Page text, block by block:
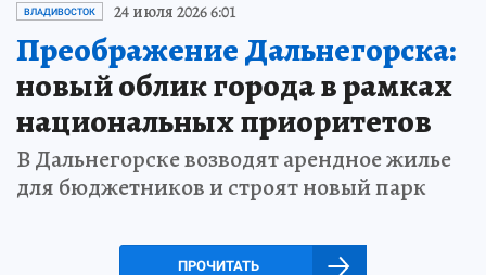
ВЛАДИВОСТОК 24 июля 2026 6:01
Преображение Дальнегорска:
новый облик города в рамках
национальных приоритетов
В Дальнегорске возводят арендное жилье
для бюджетников и строят новый парк
ПРОЧИТАТЬ